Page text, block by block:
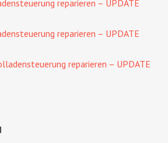
reparieren – UPDATE
reparieren – UPDATE
reparieren – UPDATE